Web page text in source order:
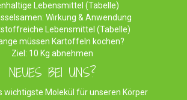
Lebensmittel (Tabelle)
Wirkung & Anwendung
Lebensmittel (Tabelle)
müssen Kartoffeln kochen?
Ziel: 10 Kg abnehmen
NEUES BEI UNS?
wichtigste Molekül für unseren Körper